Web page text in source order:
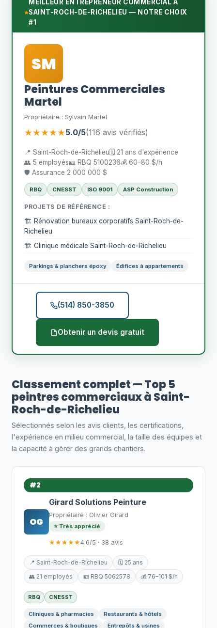
MEILLEUR ENTREPRENEUR COMMERCIAL À
SAINT-ROCH-DE-RICHELIEU — NOTRE CHOIX
#1
SM
Peintures Commerciales
Martel
Propriétaire : Sylvain Martel
★★★★★5.0/5(116 avis vérifiés)
📍 Saint-Roch-de-Richelieu🗓️ 21 ans d'expérience
👥 5 employés🪪 RBQ 5100236💰 60–80 $/h
🛡️ Assurance 2 000 000 $
RBQ CNESST ISO 9001 ASP Construction
PROJETS DE RÉFÉRENCE :
🏗️ Rénovation bureaux corporatifs Saint-Roch-de-
Richelieu
🏗️ Clinique médicale Saint-Roch-de-Richelieu
Parkings & planchers époxy Édifices à appartements
(514) 850-3850
Obtenir un devis gratuit
Classement complet — Top 5
peintres commerciaux à Saint-
Roch-de-Richelieu
Sélectionnés selon les avis clients, les certifications,
l'expérience en milieu commercial, la taille des équipes et
la capacité à gérer des grands chantiers.
#2
OG
Girard Solutions Peinture
Propriétaire : Olivier Girard
⭐ Très apprécié
★★★★★4.6/5 · 38 avis
📍 Saint-Roch-de-Richelieu
🗓️ 25 ans
👥 21 employés
🪪 RBQ 5062578 💰 76–101 $/h
RBQ CNESST
Cliniques & pharmacies
Restaurants & hôtels
Commerces & boutiques
Entrepôts & usines